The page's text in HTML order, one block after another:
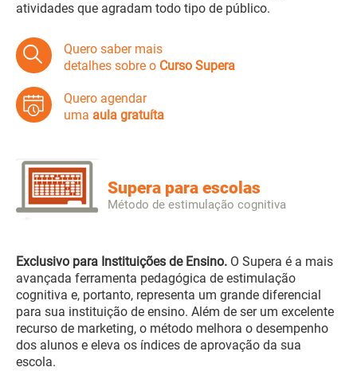
atividades que agradam todo tipo de público.
Quero saber mais
detalhes sobre o Curso Supera
Quero agendar
uma aula gratuíta
Supera para escolas
Método de estimulação cognitiva
Exclusivo para Instituições de Ensino. O Supera é a mais
avançada ferramenta pedagógica de estimulação
cognitiva e, portanto, representa um grande diferencial
para sua instituição de ensino. Além de ser um excelente
recurso de marketing, o método melhora o desempenho
dos alunos e eleva os índices de aprovação da sua
escola.